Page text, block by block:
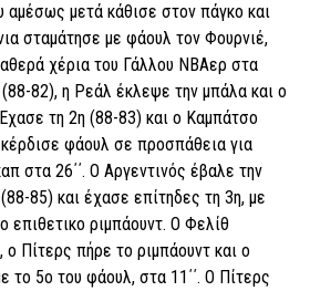
αμέσως μετά κάθισε στον πάγκο και
σταμάτησε με φάουλ τον Φουρνιέ,
χέρια του Γάλλου ΝΒΑερ στα
82), η Ρεάλ έκλεψε την μπάλα και ο
τη 2η (88-83) και ο Καμπάτσο
φάουλ σε προσπάθεια για
στα 26΄΄. Ο Αργεντινός έβαλε την
85) και έχασε επίτηδες τη 3η, με
επιθετικο ριμπάουντ. Ο Φελίθ
Πίτερς πήρε το ριμπάουντ και ο
το 5ο του φάουλ, στα 11΄΄. Ο Πίτερς